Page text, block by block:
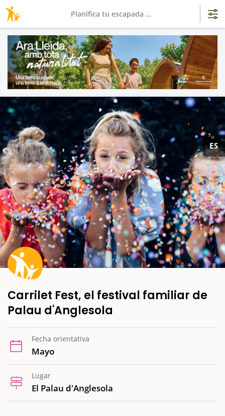
ES
Carrilet Fest, el festival familiar de
Palau d'Anglesola
Fecha orientativa
Mayo
Lugar
El Palau d'Anglesola
Planifica tu escapada ...